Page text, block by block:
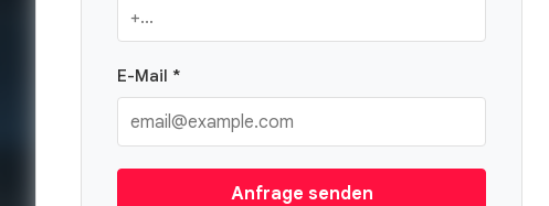
E-Mail *
Anfrage senden